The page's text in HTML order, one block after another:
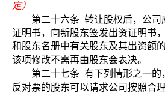
定）
第二十六条 转让股权后，公司
证明书，向新股东签发出资证明书
和股东名册中有关股东及其出资额
该项修改不需再由股东会表决。
第二十七条 有下列情形之一的
反对票的股东可以请求公司按照合